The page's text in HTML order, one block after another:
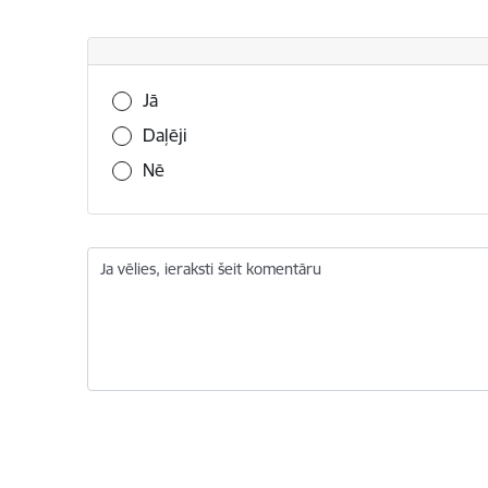
Vai šī informācija bija noderīga?
Jā
Daļēji
Nē
Ja vēlies, ieraksti šeit komentāru